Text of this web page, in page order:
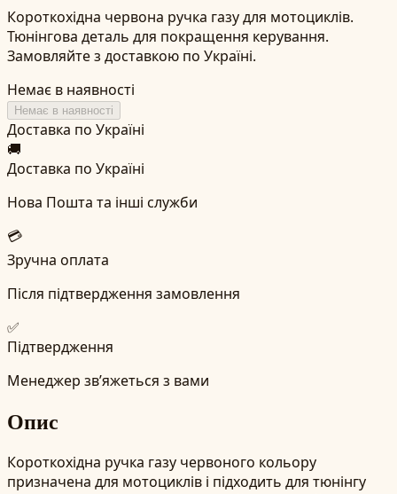
Короткохідна червона ручка газу для мотоциклів.
Тюнінгова деталь для покращення керування.
Замовляйте з доставкою по Україні.
Немає в наявності
Немає в наявності
Доставка по Україні
🚚
Доставка по Україні
Нова Пошта та інші служби
💳
Зручна оплата
Після підтвердження замовлення
✅
Підтвердження
Менеджер зв’яжеться з вами
Опис
Короткохідна ручка газу червоного кольору
призначена для мотоциклів і підходить для тюнінгу